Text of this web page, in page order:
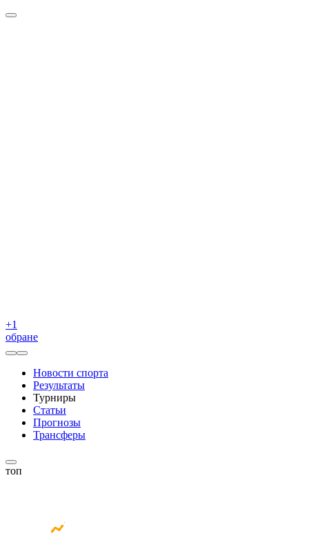
+1
обране
Новости спорта
Результаты
Турниры
Статьи
Прогнозы
Трансферы
топ